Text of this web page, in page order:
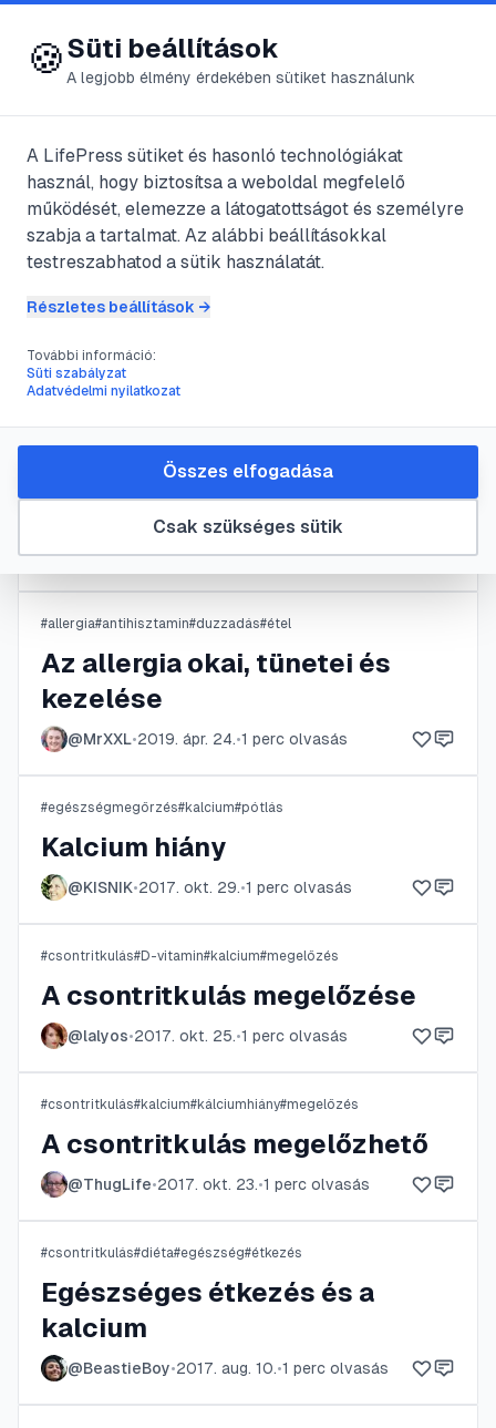
😍 LifePress
🏷️#kalcium
13cikk található ezzel a címkével
Csalánkiütés
laktóz#tej
Laktóz &#8211; intolerancia
@vaar•2025. máj. 8.•1perc olvasás
#allergia#antihisztamin#duzzadás#étel
Az allergia okai, tünetei és
kezelése
@MrXXL•2019. ápr. 24.•1 perc olvasás
#egészségmegőrzés#kalcium#pótlás
Kalcium hiány
@KISNIK•2017. okt. 29.•1 perc olvasás
#csontritkulás#D-vitamin#kalcium#megelőzés
A csontritkulás megelőzése
@lalyos•2017. okt. 25.•1 perc olvasás
#csontritkulás#kalcium#kálciumhiány#megelőzés
A csontritkulás megelőzhető
@ThugLife•2017. okt. 23.•1 perc olvasás
#csontritkulás#diéta#egészség#étkezés
Egészséges étkezés és a
kalcium
@BeastieBoy•2017. aug. 10.•1 perc olvasás
🍪Süti beállítások
A legjobb élmény érdekében sütiket használunk
A LifePress sütiket és hasonló technológiákat
használ, hogy biztosítsa a weboldal megfelelő
működését, elemezze a látogatottságot és személyre
szabja a tartalmat. Az alábbi beállításokkal
testreszabhatod a sütik használatát.
Részletes beállítások →
További információ:
Süti szabályzat
Adatvédelmi nyilatkozat
Csak szükséges sütik
Összes elfogadása